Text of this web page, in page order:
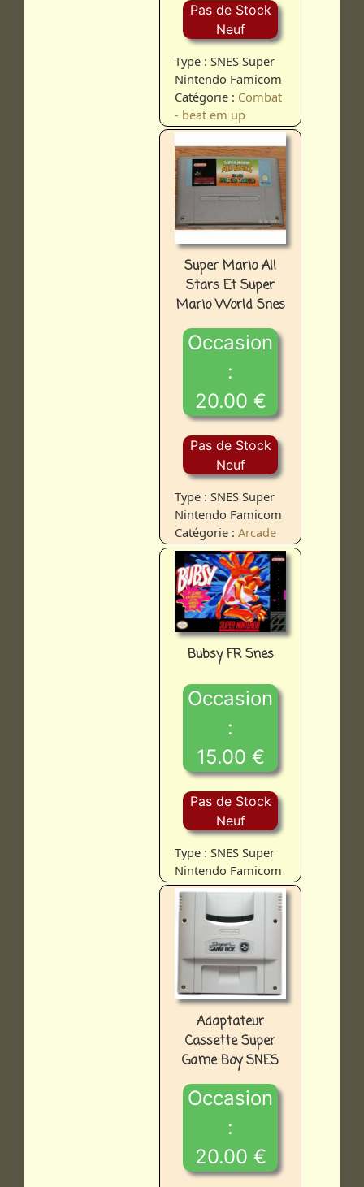
Pas de Stock
Neuf
Type : SNES Super
Nintendo Famicom
Catégorie : Combat
- beat em up
Super Mario All
Stars Et Super
Mario World Snes
Occasion
:
20.00 €
Pas de Stock
Neuf
Type : SNES Super
Nintendo Famicom
Catégorie :Arcade
Bubsy FR Snes
Occasion
:
15.00 €
Pas de Stock
Neuf
Type : SNES Super
Nintendo Famicom
Adaptateur
Cassette Super
Game Boy SNES
Occasion
:
20.00 €